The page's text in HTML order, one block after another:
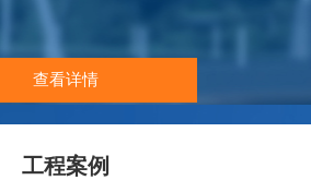
查看详情
工程案例